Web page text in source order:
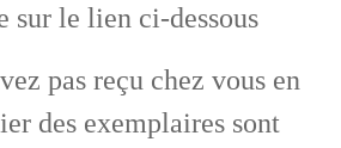
sur le lien ci-dessous
pas reçu chez vous en
des exemplaires sont